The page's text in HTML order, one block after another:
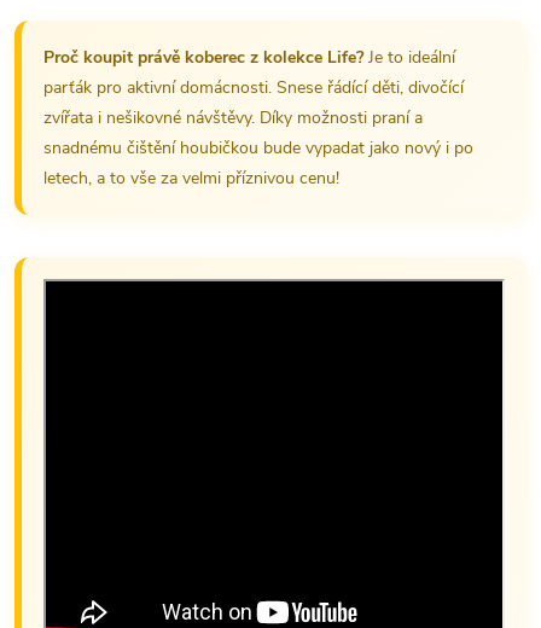
Proč koupit právě koberec z kolekce Life?Je to ideální
parťák pro aktivní domácnosti. Snese řádící děti, divočící
zvířata i nešikovné návštěvy. Díky možnosti praní a
snadnému čištění houbičkou bude vypadat jako nový i po
letech, a to vše za velmi příznivou cenu!